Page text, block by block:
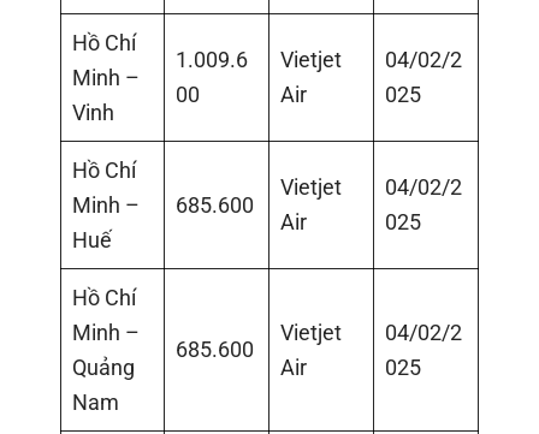
Hồ Chí
Minh –
Vinh
1.009.6
00
Vietjet
Air
04/02/2
025
Hồ Chí
Minh –
Huế
685.600
Vietjet
Air
04/02/2
025
Hồ Chí
Minh –
Quảng
Nam
685.600
Vietjet
Air
04/02/2
025